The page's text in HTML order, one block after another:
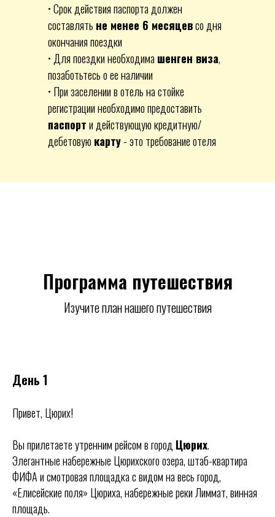
• Срок действия паспорта должен
составлять не менее 6 месяцевсо дня
окончания поездки
• Для поездки необходима шенген виза,
позаботьтесь о ее наличии
⁣⁣• При заселении в отель на стойке
регистрации необходимо предоставить
паспорти действующую кредитную/
дебетовую карту- это требование отеля
Программа путешествия
Изучите план нашего путешествия
День 1
Привет, Цюрих!
Вы прилетаете утренним рейсом в город Цюрих.
Элегантные набережные Цюрихского озера, штаб-квартира
ФИФА и смотровая площадка с видом на весь город,
«Елисейские поля» Цюриха, набережные реки Лиммат, винная
площадь.